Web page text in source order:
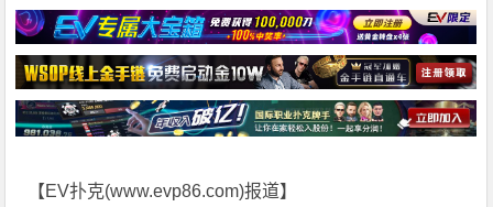
【EV扑克(www.evp86.com)报道】